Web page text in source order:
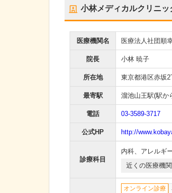
小林メディカルクリニッ
医療機関名 医療法人社団順
院長 小林 暁子
所在地 東京都港区赤坂
最寄駅 溜池山王駅(駅か
電話 03-3589-3717
公式HP http://
診療科目
内科、 アレルギ
近くの医療機
オンライン診療